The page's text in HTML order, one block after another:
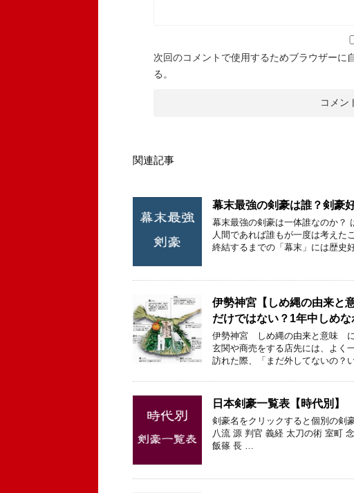
次回のコメントで使用するためブラウザーに
る。
関連記事
幕末最強の剣豪は誰？剣豪
幕末最強の剣豪は一体誰なのか？
人間であれば誰もが一度は考えた
終結するまでの「幕末」には歴史
伊勢神宮【しめ縄の由来と
だけではない？1年中しめ
伊勢神宮 しめ縄の由来と意味 に
玄関や商売をする店先には、よく
訪れた際、「まだ外してないの？
日本剣豪一覧表【時代別】
剣豪名をクリックすると個別の
八流 源 判官 義経 太刀の術 室町
飯篠 長 …